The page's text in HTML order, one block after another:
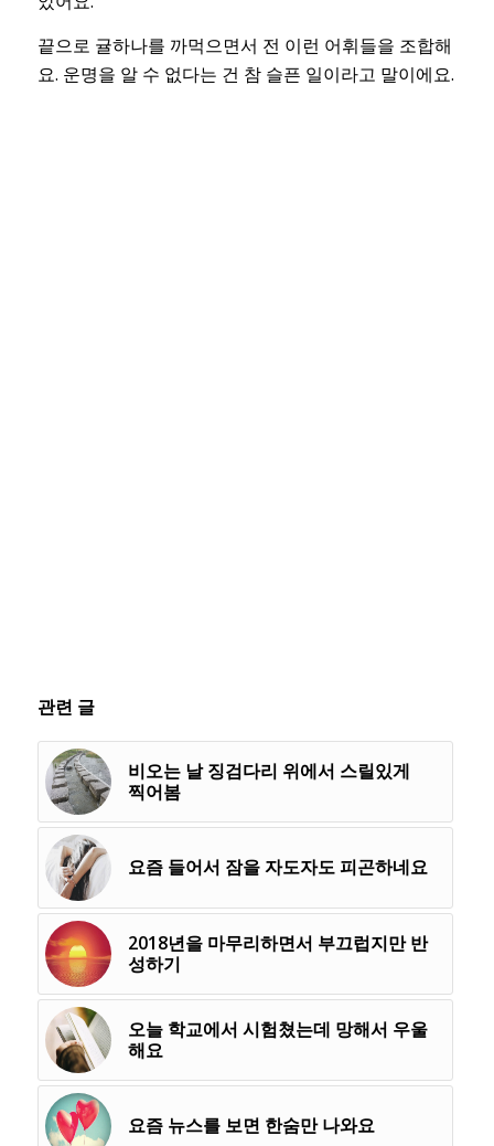
끝으로 귤하나를 까먹으면서 전 이런 어휘들을 조합해
요. 운명을 알 수 없다는 건 참 슬픈 일이라고 말이에요.
관련 글
비오는 날 징검다리 위에서 스릴있게
찍어봄
요즘 들어서 잠을 자도자도 피곤하네요
2018년을 마무리하면서 부끄럽지만 반
성하기
오늘 학교에서 시험쳤는데 망해서 우울
해요
요즘 뉴스를 보면 한숨만 나와요